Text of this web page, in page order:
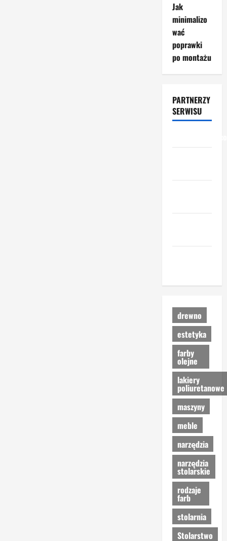
Jak
minimalizo
wać
poprawki
po montażu
PARTNERZY
SERWISU
drewno
estetyka
farby
olejne
lakiery
poliuretanowe
maszyny
meble
narzędzia
narzędzia
stolarskie
rodzaje
farb
stolarnia
Stolarstwo